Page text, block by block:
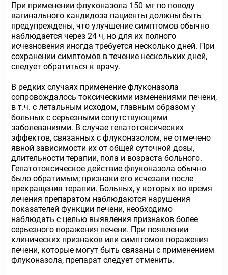
При применении флуконазола 150 мг по поводу
вагинального кандидоза пациенты должны быть
предупреждены, что улучшение симптомов обычно
наблюдается через 24 ч, но для их полного
исчезновения иногда требуется несколько дней. При
сохранении симптомов в течение нескольких дней,
следует обратиться к врачу.
В редких случаях применение флуконазола
сопровождалось токсическими изменениями печени,
в т.ч. с летальным исходом, главным образом у
больных с серьезными сопутствующими
заболеваниями. В случае гепатотоксических
эффектов, связанных с флуконазолом, не отмечено
явной зависимости их от общей суточной дозы,
длительности терапии, пола и возраста больного.
Гепатотоксическое действие флуконазола обычно
было обратимым; признаки его исчезали после
прекращения терапии. Больных, у которых во время
лечения препаратом наблюдаются нарушения
показателей функции печени, необходимо
наблюдать с целью выявления признаков более
серьезного поражения печени. При появлении
клинических признаков или симптомов поражения
печени, которые могут быть связаны с применением
флуконазола, препарат следует отменить.